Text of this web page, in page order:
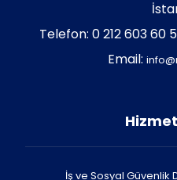
Telefon: 0 212 603 60
Email:
İş ve Sosyal Güvenlik